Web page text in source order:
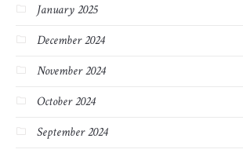
January 2025
December 2024
November 2024
October 2024
September 2024